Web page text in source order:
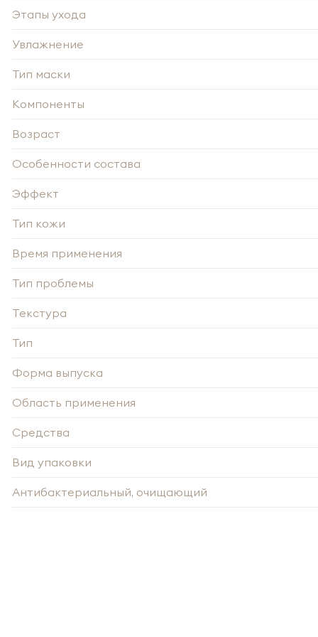
Этапы ухода
Увлажнение
Тип маски
Компоненты
Возраст
Особенности состава
Эффект
Тип кожи
Время применения
Тип проблемы
Текстура
Тип
Форма выпуска
Область применения
Средства
Вид упаковки
Антибактериальный, очищающий